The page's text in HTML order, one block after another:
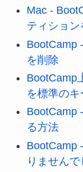
Mac -
ティショ
BootCamp
を削除
BootCamp
を標準の
BootCamp
る方法
BootCamp
りませんで